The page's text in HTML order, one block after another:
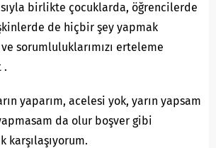
birlikte çocuklarda, öğrencilerde
de hiçbir şey yapmak
sorumluluklarımızı erteleme
.
yaparım, acelesi yok, yarın yapsam
da olur boşver gibi
karşılaşıyorum.